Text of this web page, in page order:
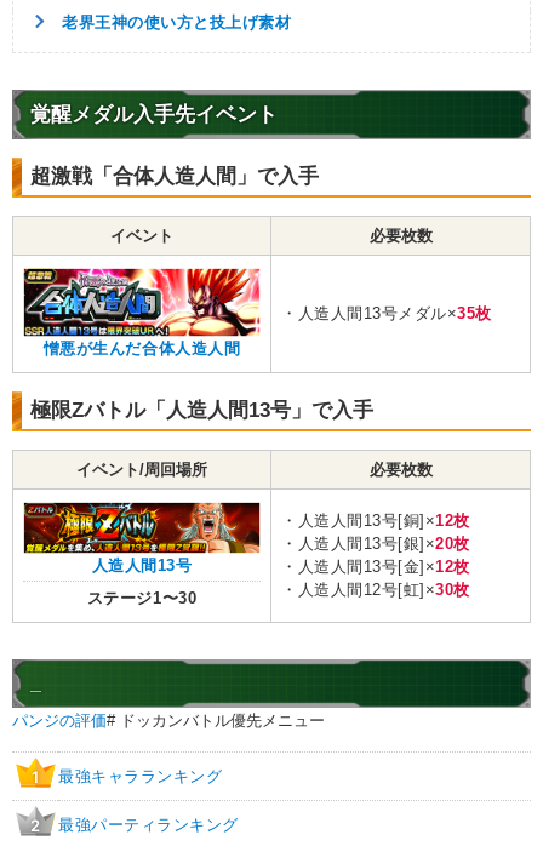
老界王神の使い方と技上げ素材
覚醒メダル入手先イベント
超激戦「合体人造人間」で入手
イベント 必要枚数
憎悪が生んだ合体人造人間
・人造人間13号メダル×35枚
極限Zバトル「人造人間13号」で入手
イベント/周回場所 必要枚数
人造人間13号
ステージ1〜30
・人造人間13号[銅]×12枚
・人造人間13号[銀]×20枚
・人造人間13号[金]×12枚
・人造人間12号[虹]×30枚
パンジの評価# ドッカンバトル優先メニュー
1 最強キャラランキング
2 最強パーティランキング